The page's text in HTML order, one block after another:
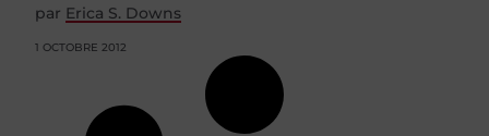
par Erica S. Downs
1 OCTOBRE 2012